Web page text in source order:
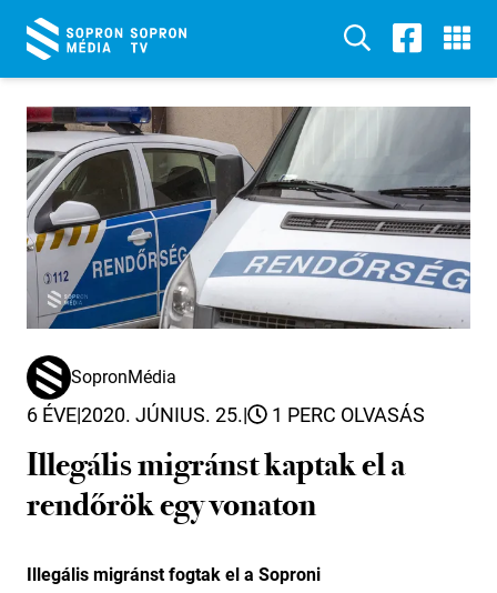
SopronMédia
6 ÉVE|2020. JÚNIUS. 25.| 1 PERC OLVASÁS
Illegális migránst kaptak el a
rendőrök egy vonaton
Illegális migránst fogtak el a Soproni